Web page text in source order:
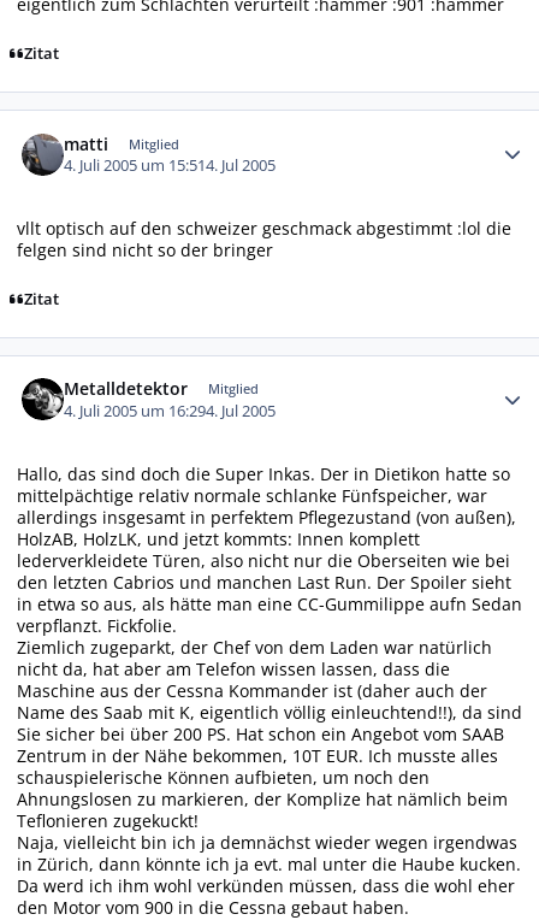
Zitat
matti Mitglied
4. Juli 2005 um 15:514. Jul 2005
vllt optisch auf den schweizer geschmack abgestimmt :lol die
felgen sind nicht so der bringer
Zitat
Metalldetektor Mitglied
4. Juli 2005 um 16:294. Jul 2005
Hallo, das sind doch die Super Inkas. Der in Dietikon hatte so
mittelpächtige relativ normale schlanke Fünfspeicher, war
allerdings insgesamt in perfektem Pflegezustand (von außen),
HolzAB, HolzLK, und jetzt kommts: Innen komplett
lederverkleidete Türen, also nicht nur die Oberseiten wie bei
den letzten Cabrios und manchen Last Run. Der Spoiler sieht
in etwa so aus, als hätte man eine CC-Gummilippe aufn Sedan
verpflanzt. Fickfolie.
Ziemlich zugeparkt, der Chef von dem Laden war natürlich
nicht da, hat aber am Telefon wissen lassen, dass die
Maschine aus der Cessna Kommander ist (daher auch der
Name des Saab mit K, eigentlich völlig einleuchtend!!), da sind
Sie sicher bei über 200 PS. Hat schon ein Angebot vom SAAB
Zentrum in der Nähe bekommen, 10T EUR. Ich musste alles
schauspielerische Können aufbieten, um noch den
Ahnungslosen zu markieren, der Komplize hat nämlich beim
Teflonieren zugekuckt!
Naja, vielleicht bin ich ja demnächst wieder wegen irgendwas
in Zürich, dann könnte ich ja evt. mal unter die Haube kucken.
Da werd ich ihm wohl verkünden müssen, dass die wohl eher
den Motor vom 900 in die Cessna gebaut haben.